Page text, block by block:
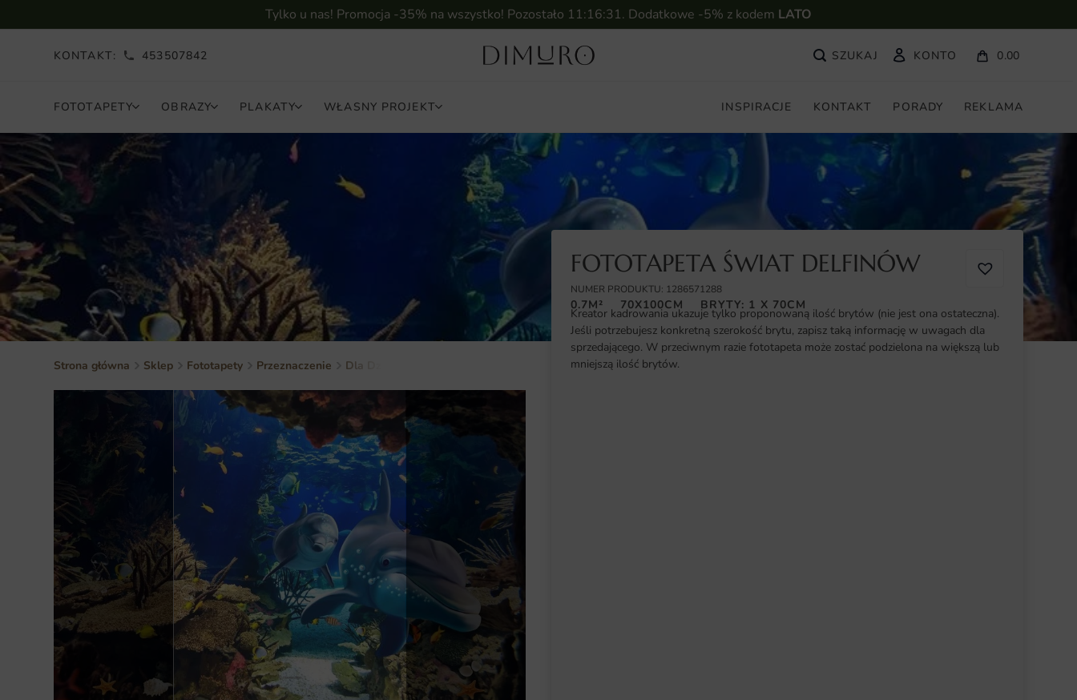
Tylko u nas! Promocja -35% na wszystko! Pozostało 11:16:30. Dodatkowe -5% z kodem LATO
KONTAKT: 453507842 KONTO 0.00
FOTOTAPETY OBRAZY PLAKATY WŁASNY PROJEKT INSPIRACJE KONTAKT PORADY REKLAMA
Strona główna Sklep Fototapety Przeznaczenie Dla Dziecka Fototapeta Świat Delfinów
FOTOTAPETA ŚWIAT DELFINÓW
NUMER PRODUKTU: 1286571288
0.7M² 70X100CM BRYTY: 1 X 70CM
Kreator kadrowania ukazuje tylko proponowaną ilość brytów (nie jest ona ostateczna).
Jeśli potrzebujesz konkretną szerokość brytu, zapisz taką informację w uwagach dla
sprzedającego. W przeciwnym razie fototapeta może zostać podzielona na większą lub
mniejszą ilość brytów.